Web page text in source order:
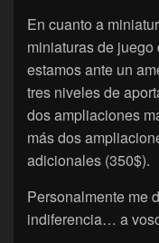
En cuanto a
miniaturas de juego
estamos ante un
tres niveles de
dos ampliaciones
más dos
adicionales (350$).
Personalmente me
indiferencia… a